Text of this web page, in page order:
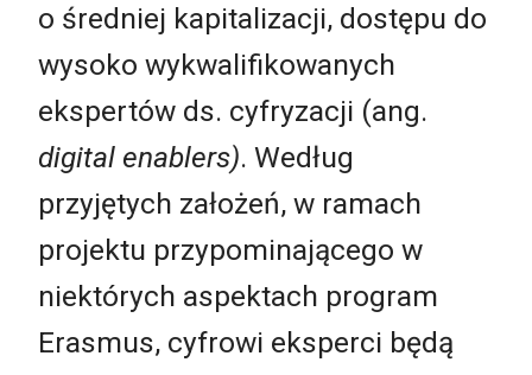
o średniej kapitalizacji, dostępu do
wysoko wykwalifikowanych
ekspertów ds. cyfryzacji (ang.
digital enablers). Według
przyjętych założeń, w ramach
projektu przypominającego w
niektórych aspektach program
Erasmus, cyfrowi eksperci będą